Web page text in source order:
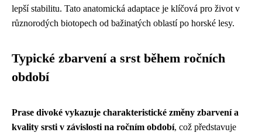
lepší stabilitu. Tato anatomická adaptace je klíčová pro život v
různorodých biotopech od bažinatých oblastí po horské lesy.
Typické zbarvení a srst během ročních
období
Prase divoké vykazuje charakteristické změny zbarvení a
kvality srsti v závislosti na ročním období, což představuje